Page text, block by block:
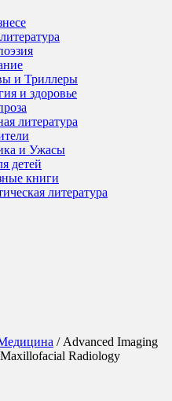
и Триллеры
и здоровье
литература
и Ужасы
детей
книги
литература
/ Advanced Imaging
Radiology